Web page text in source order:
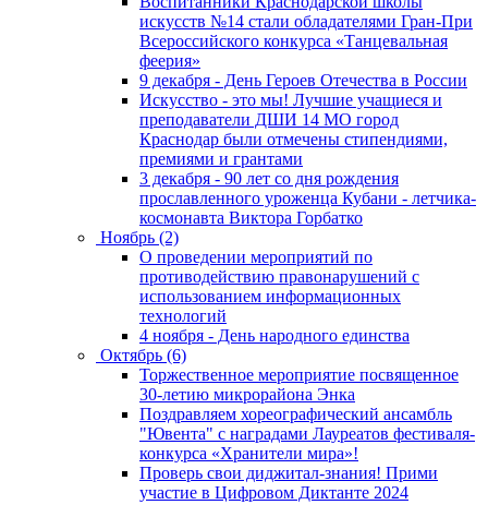
искусств №14 стали обладателями Гран-При
Всероссийского конкурса «Танцевальная
феерия»
9 декабря - День Героев Отечества в России
Искусство - это мы! Лучшие учащиеся и
преподаватели ДШИ 14 МО город
Краснодар были отмечены стипендиями,
премиями и грантами
3 декабря - 90 лет со дня рождения
прославленного уроженца Кубани - летчика-
космонавта Виктора Горбатко
Ноябрь (2)
О проведении мероприятий по
противодействию правонарушений с
использованием информационных
технологий
4 ноября - День народного единства
Октябрь (6)
Торжественное мероприятие посвященное
30-летию микрорайона Энка
Поздравляем хореографический ансамбль
"Ювента" с наградами Лауреатов фестиваля-
конкурса «Хранители мира»!
Проверь свои диджитал-знания! Прими
участие в Цифровом Диктанте 2024